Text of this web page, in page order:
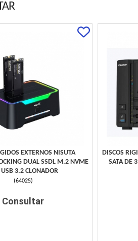
EXTERNOS NISUTA
DUAL SSDL M.2 NVME
USB 3.2 CLONADOR
(64025)
Consultar
DISCOS
SATA DE